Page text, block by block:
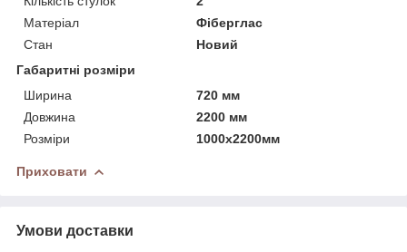
Матеріал
Фіберглас
Стан
Новий
Габаритні розміри
Ширина
720 мм
Довжина
2200 мм
Розміри
1000х2200мм
Приховати
Умови доставки